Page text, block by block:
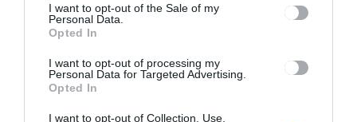
I want to opt-out of the Sale of my
Personal Data.
Opted In
I want to opt-out of processing my
Personal Data for Targeted Advertising.
Opted In
I want to opt-out of Collection, Use,